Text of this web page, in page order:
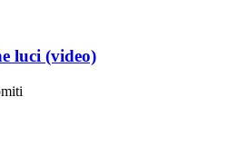
luci (video)